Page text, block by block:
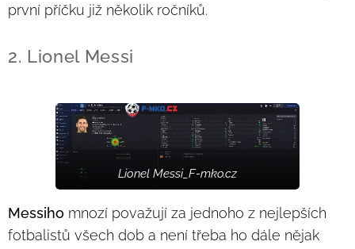
první příčku již několik ročníků.
2. Lionel Messi
Lionel Messi_F-mko.cz
Messiho mnozí považují za jednoho z nejlepších
fotbalistů všech dob a není třeba ho dále nějak